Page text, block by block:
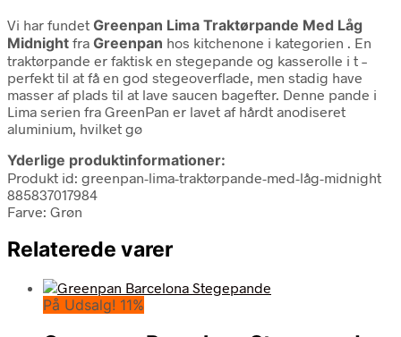
Vi har fundet Greenpan Lima Traktørpande Med Låg
Midnight fra Greenpan hos kitchenone i kategorien . En
traktørpande er faktisk en stegepande og kasserolle i t –
perfekt til at få en god stegeoverflade, men stadig have
masser af plads til at lave saucen bagefter. Denne pande i
Lima serien fra GreenPan er lavet af hårdt anodiseret
aluminium, hvilket gø
Yderlige produktinformationer:
Produkt id: greenpan-lima-traktørpande-med-låg-midnight
885837017984
Farve: Grøn
Relaterede varer
På Udsalg! 11%